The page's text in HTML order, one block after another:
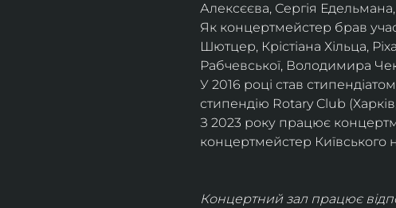
Алексєєва, Сергія Едельмана,
Як концертмейстер брав
Шютцер, Крістіана Хільца,
Рабчевської, Володимира
У 2016 році став
стипендію Rotary Club
З 2023 року працює
концертмейстер Київського
Концертний зал працює